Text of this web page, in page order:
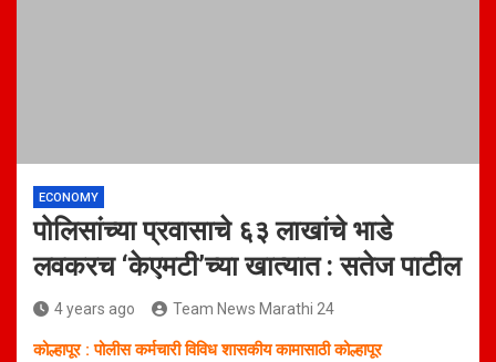
ECONOMY
पोलिसांच्या प्रवासाचे ६३ लाखांचे भाडे
लवकरच ‘केएमटी’च्या खात्यात : सतेज पाटील
4 years ago Team News Marathi 24
कोल्हापूर : पोलीस कर्मचारी विविध शासकीय कामासाठी कोल्हापूर